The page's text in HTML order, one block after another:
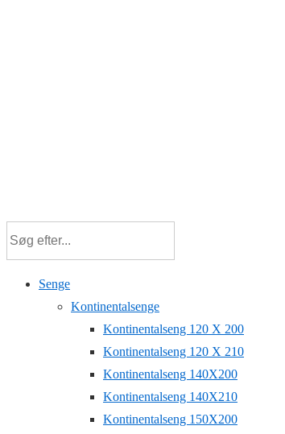
Senge
Kontinentalsenge
Kontinentalseng 120 X 200
Kontinentalseng 120 X 210
Kontinentalseng 140X200
Kontinentalseng 140X210
Kontinentalseng 150X200